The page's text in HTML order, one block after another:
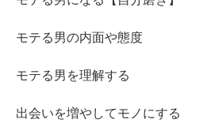
モテる男の内面や態度
モテる男を理解する
出会いを増やしてモノにする